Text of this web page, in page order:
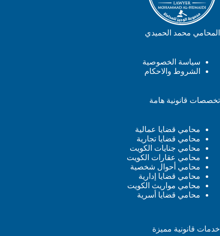
المحامي محمد الحميدي
سياسة الخصوصية
الشروط والاحكام
تخصصات قانونية هامة
محامي قضايا عمالية
محامي قضايا تجارية
محامي جنايات الكويت
محامي عقارات الكويت
محامي أحوال شخصية
محامي قضايا إدارية
محامي مواريث الكويت
محامي قضايا أسرية
خدمات قانونية مميزة